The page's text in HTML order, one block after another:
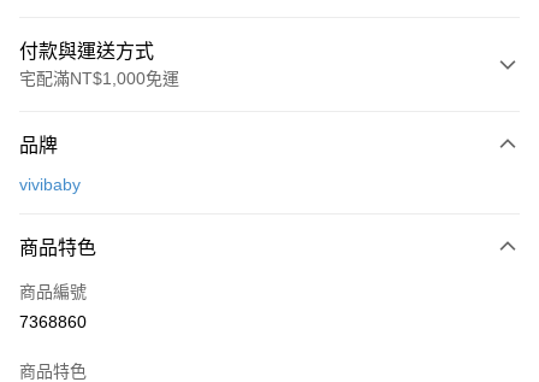
付款與運送方式
宅配滿NT$1,000免運
信用卡一次付款
街口支付
悠遊付
品牌
vivibaby
商品特色
商品編號
7368860
商品特色